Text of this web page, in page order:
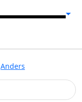
Anders